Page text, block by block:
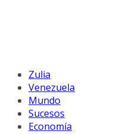
Zulia
Venezuela
Mundo
Sucesos
Economía